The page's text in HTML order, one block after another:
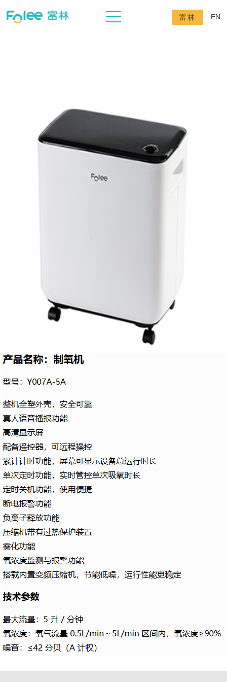
富林 EN